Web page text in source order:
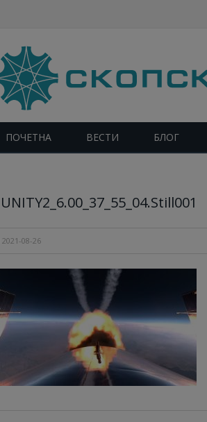
ПОЧЕТНА ВЕСТИ БЛОГ
UNITY2_6.00_37_55_04.Still001
2021-08-26